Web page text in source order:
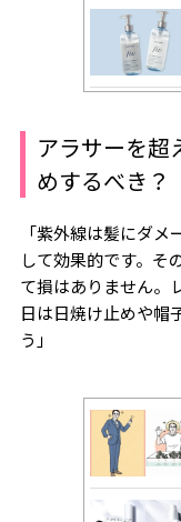
アラサーを超
めするべき？
「紫外線は髪にダ
して効果的です。そ
て損はありません。
日は日焼け止めや帽
う」